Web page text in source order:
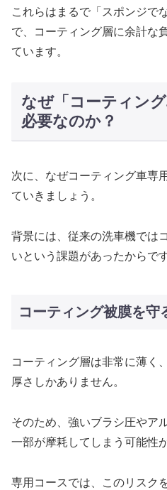
これらはまるで「スポンジで
で、コーティング層に余計な
ています。
なぜ「コーティン
必要なのか？
次に、なぜコーティング車専
ていきましょう。
背景には、従来の洗車機では
いという課題があったからです
コーティング被膜を守
コーティング層は非常に薄く
厚さしかありません。
そのため、強いブラシ圧やア
一部が摩耗してしまう可能性
専用コースでは、このリスク